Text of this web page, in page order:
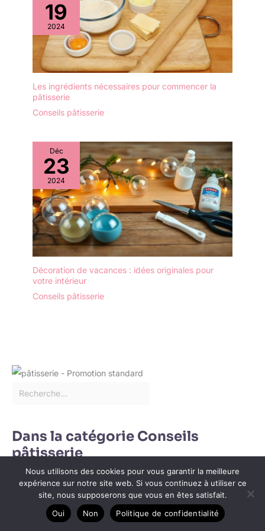
une fourchette à salade -
Idéal pour un usage
quotidien et des
occasions spéciales.
Profitez de la durabilité et
de l'élégance de l'acier
cuisine. Les couverts à
fabriqués en matériau
sans nickel. Nos
couverts à salade sont
fabriqués en acier
inoxydable sans nickel
de haute qualité pour
que vos repas puissent
être dégustés en toute
sécurité et sans souci.
Avec ces couverts,
même les personnes
allergiques peuvent
durable et pas facile à
casser. Chaque cuillère
est finement moulue, a
un bord lisse et une
surface polie qui ne raye
pas la peau, pratique à
utiliser. Design : la tête de
poignée légère et
antidérapante, facile à
saisir pour les enfants.
Taille et profondeur
appropriées, vous
pouvez obtenir la
quantité souhaitée. 😊
【Conseils】 Nous
espérons que vous
pourrez avoir une
expérience d'achat
19
2024
Les ingrédients nécessaires pour commencer la
pâtisserie
Conseils pâtisserie
Déc
23
2024
Décoration de vacances : idées originales pour
votre intérieur
Conseils pâtisserie
Dans la catégorie Conseils
pâtisserie
Nous utilisons des cookies pour vous garantir la meilleure
expérience sur notre site web. Si vous continuez à utiliser ce
site, nous supposerons que vous en êtes satisfait.
Oui
Non Politique de confidentialité